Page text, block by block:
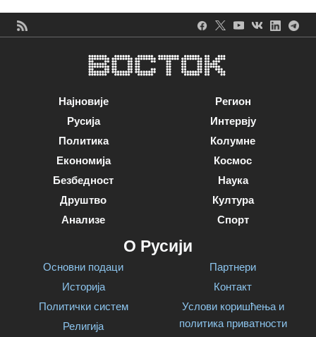
Најновије
Русија
Политика
Економија
Безбедност
Друштво
Анализе
Регион
Интервју
Колумне
Космос
Наука
Култура
Спорт
О Русији
Основни подаци
Историја
Политички систем
Религија
Партнери
Контакт
Услови коришћења и
политика приватности